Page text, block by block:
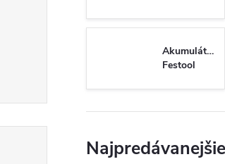
Akumulátory
Festool
Najpredávanejšie